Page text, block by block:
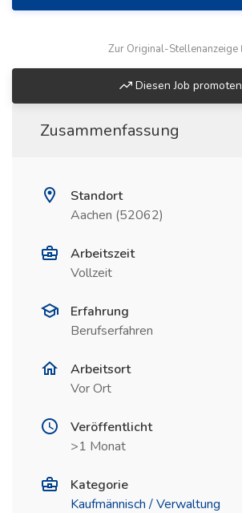
Zur Original-Stellenanzeige
Diesen Job promoten
Zusammenfassung
Standort
Aachen (52062)
Arbeitszeit
Vollzeit
Erfahrung
Berufserfahren
Arbeitsort
Vor Ort
Veröffentlicht
>1 Monat
Kategorie
Kaufmännisch / Verwaltung